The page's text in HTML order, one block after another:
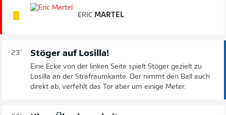
ERIC MARTEL
23' Stöger auf Losilla!
Eine Ecke von der linken Seite spielt Stöger gezielt zu
Losilla an der Strafraumkante. Der nimmt den Ball auch
direkt ab, verfehlt das Tor aber um einige Meter.